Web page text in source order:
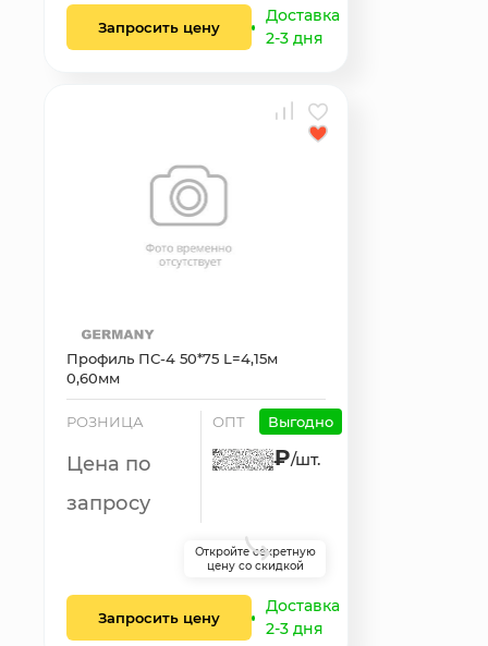
Запросить цену
Доставка
2-3 дня
Профиль ПС-4 50*75 L=4,15м
0,60мм
РОЗНИЦА
Цена по
запросу
ОПТ Выгодно
₽/шт.
Откройте секретную
цену со скидкой
Запросить цену
Доставка
2-3 дня